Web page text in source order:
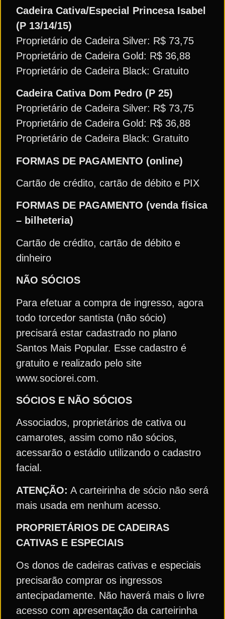
Cadeira Cativa/Especial Princesa Isabel
(P 13/14/15)
Proprietário de Cadeira Silver: R$ 73,75
Proprietário de Cadeira Gold: R$ 36,88
Proprietário de Cadeira Black: Gratuito
Cadeira Cativa Dom Pedro (P 25)
Proprietário de Cadeira Silver: R$ 73,75
Proprietário de Cadeira Gold: R$ 36,88
Proprietário de Cadeira Black: Gratuito
FORMAS DE PAGAMENTO (online)
Cartão de crédito, cartão de débito e PIX
FORMAS DE PAGAMENTO (venda física
– bilheteria)
Cartão de crédito, cartão de débito e
dinheiro
NÃO SÓCIOS
Para efetuar a compra de ingresso, agora
todo torcedor santista (não sócio)
precisará estar cadastrado no plano
Santos Mais Popular. Esse cadastro é
gratuito e realizado pelo site
www.sociorei.com.
SÓCIOS E NÃO SÓCIOS
Associados, proprietários de cativa ou
camarotes, assim como não sócios,
acessarão o estádio utilizando o cadastro
facial.
ATENÇÃO: A carteirinha de sócio não será
mais usada em nenhum acesso.
PROPRIETÁRIOS DE CADEIRAS
CATIVAS E ESPECIAIS
Os donos de cadeiras cativas e especiais
precisarão comprar os ingressos
antecipadamente. Não haverá mais o livre
acesso com apresentação da carteirinha